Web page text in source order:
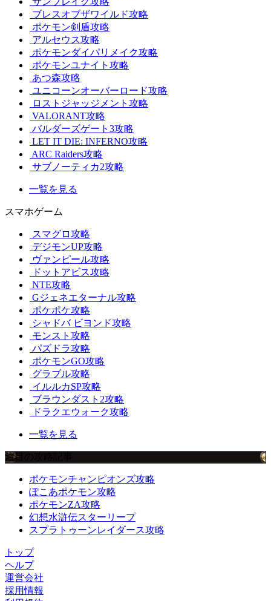
ブレスオブザワイルド攻略
ポケモン剣盾攻略
アルセウス攻略
ポケモンダイパリメイク攻略
ポケモンユナイト攻略
あつ森攻略
ユニコーンオーバーロード攻略
ロストジャッジメント攻略
VALORANT攻略
バルダーズゲート3攻略
LET IT DIE: INFERNO攻略
ARC Raiders攻略
サブノーティカ2攻略
一覧を見る
スマホゲーム
スマグロ攻略
デジモンUP攻略
ヴァンピール攻略
ドットアビス攻略
NTE攻略
Gジェネエターナル攻略
ポケポケ攻略
シャドバ ビヨンド攻略
モンスト攻略
パズドラ攻略
ポケモンGO攻略
グラブル攻略
イルルカSP攻略
ブラウンダスト2攻略
ドラクエウォーク攻略
一覧を見る
注目の攻略記事
ポケモンチャンピオンズ攻略
ぽこあポケモン攻略
ポケモンZA攻略
幻想水滸伝スターリープ
スプラトゥーンレイダース攻略
トップ
ヘルプ
運営会社
採用情報